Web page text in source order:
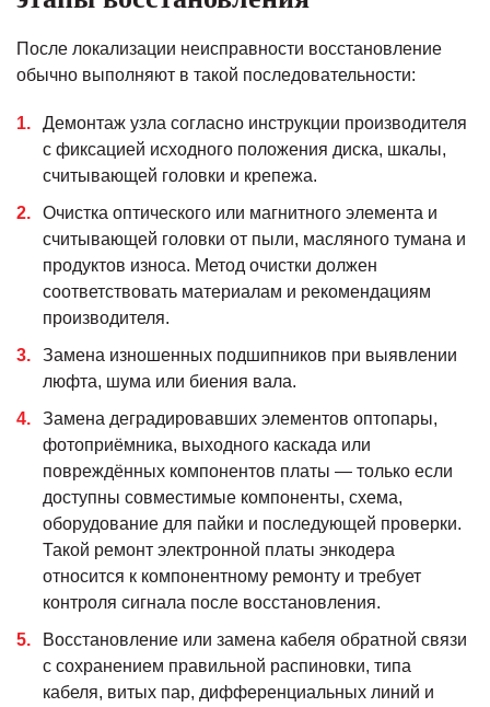
После локализации неисправности восстановление
обычно выполняют в такой последовательности:
Демонтаж узла согласно инструкции производителя
с фиксацией исходного положения диска, шкалы,
считывающей головки и крепежа.
Очистка оптического или магнитного элемента и
считывающей головки от пыли, масляного тумана и
продуктов износа. Метод очистки должен
соответствовать материалам и рекомендациям
производителя.
Замена изношенных подшипников при выявлении
люфта, шума или биения вала.
Замена деградировавших элементов оптопары,
фотоприёмника, выходного каскада или
повреждённых компонентов платы — только если
доступны совместимые компоненты, схема,
оборудование для пайки и последующей проверки.
Такой ремонт электронной платы энкодера
относится к компонентному ремонту и требует
контроля сигнала после восстановления.
Восстановление или замена кабеля обратной связи
с сохранением правильной распиновки, типа
кабеля, витых пар, дифференциальных линий и